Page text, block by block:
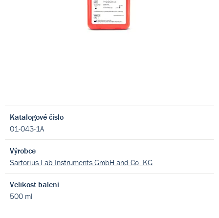
Katalogové číslo
01-043-1A
Výrobce
Sartorius Lab Instruments GmbH and Co. KG
Velikost balení
500 ml